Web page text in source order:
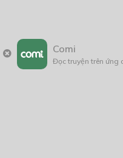
Comi
Đọc truyện trên ứng